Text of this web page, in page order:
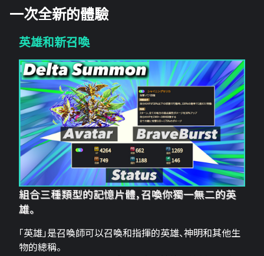
一次全新的體驗
英雄和新召喚
組合三種類型的記憶片體，召喚你獨一無二的英
雄。
「英雄」是召喚師可以召喚和指揮的英雄、神明和其他生
物的總稱。